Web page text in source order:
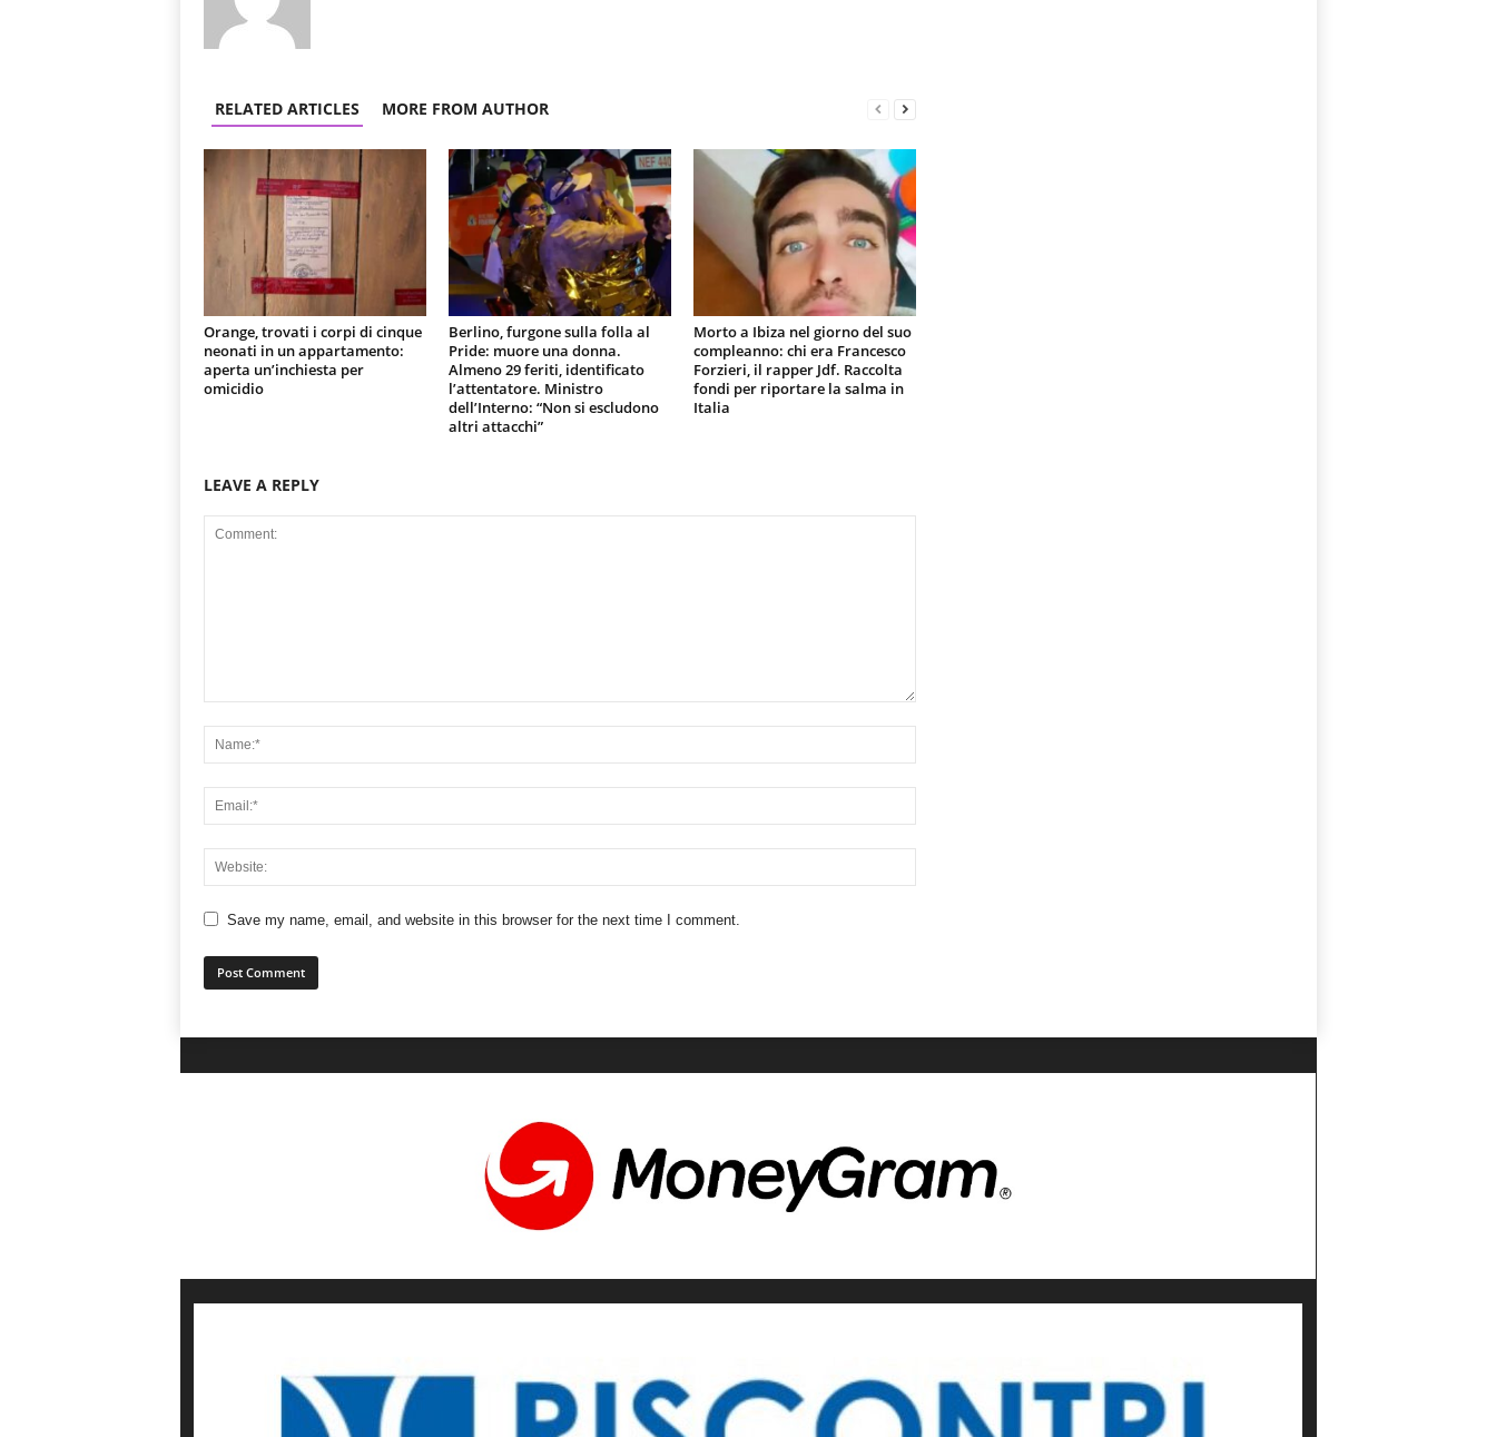
RELATED ARTICLES MORE FROM AUTHOR
Orange, trovati i corpi di cinque
neonati in un appartamento:
aperta un’inchiesta per
omicidio
Berlino, furgone sulla folla al
Pride: muore una donna.
Almeno 29 feriti, identificato
l’attentatore. Ministro
dell’Interno: “Non si escludono
altri attacchi”
Morto a Ibiza nel giorno del suo
compleanno: chi era Francesco
Forzieri, il rapper Jdf. Raccolta
fondi per riportare la salma in
Italia
LEAVE A REPLY
Save my name, email, and website in this browser for the next time I comment.